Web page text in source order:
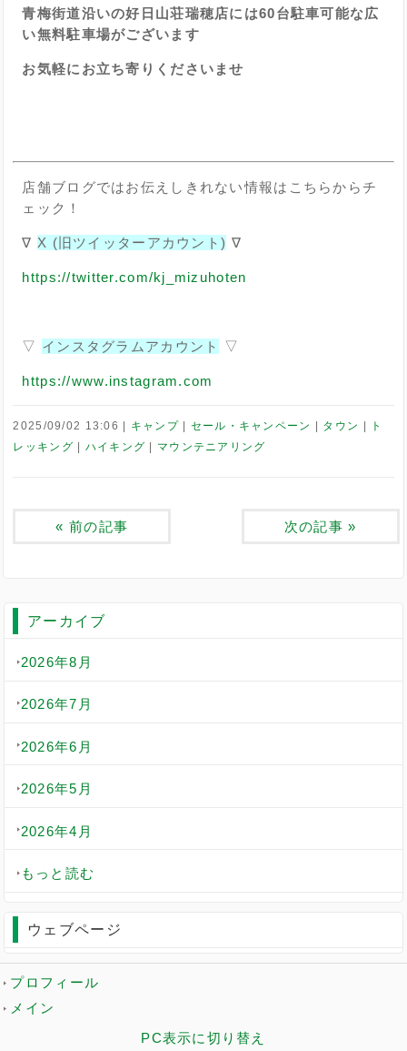
青梅街道沿いの好日山荘瑞穂店には60台駐車可能な広
い無料駐車場がございます
お気軽にお立ち寄りくださいませ
店舗ブログではお伝えしきれない情報はこちらからチ
ェック！
∇ X (旧ツイッターアカウント) ∇
https://twitter.com/kj_mizuhoten
▽ インスタグラムアカウント ▽
https://www.instagram.com
2025/09/02 13:06 キャンプ セール・キャンペーン タウン
ト
レッキング
ハイキング マウンテニアリング
« 前の記事 次の記事 »
アーカイブ
2026年8月
2026年7月
2026年6月
2026年5月
2026年4月
もっと読む
ウェブページ
プロフィール
メイン
PC表示に切り替え